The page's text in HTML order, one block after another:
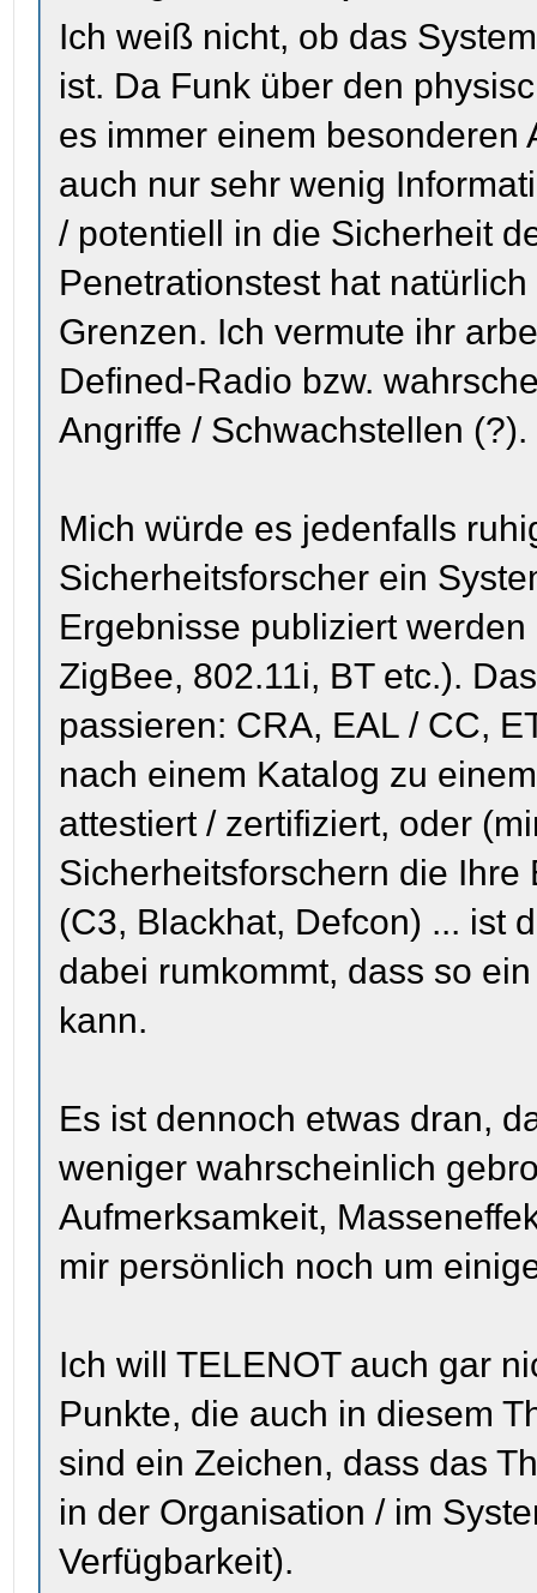
Ich weiß nicht, ob das
ist. Da Funk über den
es immer einem besonderen
auch nur sehr wenig
/ potentiell in die Sicherheit
Penetrationstest hat
Grenzen. Ich vermute ihr
Defined-Radio bzw.
Angriffe / Schwachstellen (?).
Mich würde es jedenfalls
Sicherheitsforscher ein
Ergebnisse publiziert
ZigBee, 802.11i, BT etc.).
passieren: CRA, EAL / CC,
nach einem Katalog zu
attestiert / zertifiziert, oder
Sicherheitsforschern die
(C3, Blackhat, Defcon) ... ist
dabei rumkommt, dass so
kann.
Es ist dennoch etwas dran,
weniger wahrscheinlich
Aufmerksamkeit,
mir persönlich noch um
Ich will TELENOT auch gar
Punkte, die auch in diesem
sind ein Zeichen, dass das
in der Organisation / im
Verfügbarkeit).